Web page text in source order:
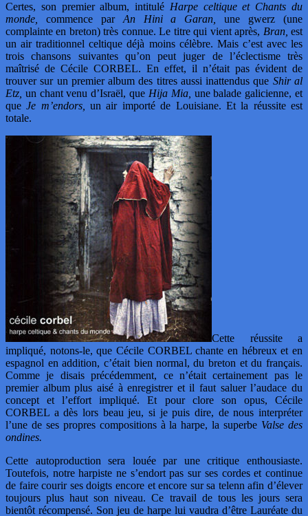
Certes, son premier album, intitulé Harpe celtique et Chants du
monde, commence parAn Hini a Garan, une gwerz (une
complainte en breton) très connue. Le titre qui vient après, Bran, est
un air traditionnel celtique déjà moins célèbre. Mais c’est avec les
trois chansons suivantes qu’on peut juger de l’éclectisme très
maîtrisé de Cécile CORBEL. En effet, il n’était pas évident de
trouver sur un premier album des titres aussi inattendus que Shir al
Etz, un chant venu d’Israël, que Hija Mia, une balade galicienne, et
queJe m’endors, un air importé de Louisiane. Et la réussite est
totale.
Cette réussite a
impliqué, notons-le, que Cécile CORBEL chante en hébreux et en
espagnol en addition, c’était bien normal, du breton et du français.
Comme je disais précédemment, ce n’était certainement pas le
premier album plus aisé à enregistrer et il faut saluer l’audace du
concept et l’effort impliqué. Et pour clore son opus, Cécile
CORBEL a dès lors beau jeu, si je puis dire, de nous interpréter
l’une de ses propres compositions à la harpe, la superbe Valse des
ondines.
Cette autoproduction sera louée par une critique enthousiaste.
Toutefois, notre harpiste ne s’endort pas sur ses cordes et continue
de faire courir ses doigts encore et encore sur sa telenn afin d’élever
toujours plus haut son niveau. Ce travail de tous les jours sera
bientôt récompensé. Son jeu de harpe lui vaudra d’être Lauréate du